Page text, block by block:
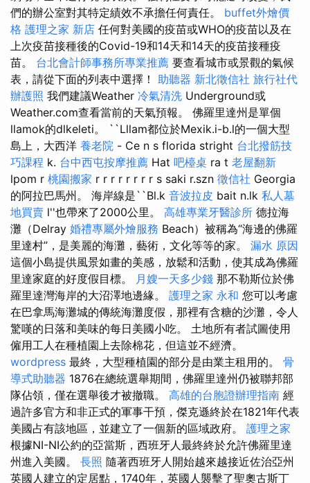
們的辦公室對其特定績效不承擔任何責任。 buffet外燴價
格 護理之家 新店 任何對美國的疫苗或WHO的疫苗以及在
上次疫苗接種後的Covid-19和14天和14天的疫苗接種疫
苗。 台北會計師事務所專業推薦 要查看城市或景觀的氣候
表，請從下面的列表中選擇！ 助聽器 新北徵信社 旅行社代
辦護照 我們建議Weather 冷氣清洗 Underground或
Weather.com查看當前的天氣預報。 佛羅里達州是單個
llamok的dlkeleti。 ``Lllam都位於Mexik.i-b.l的一個大型
島上，大西洋 養老院 - Ce n s florida stright 台北撥筋技
巧課程 k. 台中西屯按摩推薦 Hat 吧檯桌 ra t 老屋翻新
lpom r 桃園搬家 r r r r r r r r s saki r.szn 徵信社 Georgia
的阿拉巴馬州。 海岸線是``Bl.k 音波拉皮 bait n.lk 私人墓
地買賣 l''也帶來了2000公里。 高雄專業牙醫診所 德拉海
灘（Delray 婚禮專屬外燴服務 Beach）被稱為“海邊的佛羅
里達村”，是美麗的海灘，藝術，文化等等的家。 漏水 原因
這個小島提供風景如畫的美感，放鬆和活動，使其成為佛羅
里達家庭的好度假目標。 月嫂一天多少錢 那不勒斯位於佛
羅里達灣海岸的大沼澤地邊緣。 護理之家 永和 您可以考慮
在巴拿馬海灘城的傳統海灘度假，那裡有含糖的沙灘，令人
驚嘆的日落和美味的每日美國小吃。 土地所有者試圖使用
僱用工人在種植園上去除棉花，但這並不經濟。
wordpress 最終，大型種植園的部分是由業主租用的。 骨
導式助聽器 1876在總統選舉期間，佛羅里達州仍被聯邦部
隊佔領，僅在選舉後才被撤職。 高雄的台胞證辦理指南 經
過許多官方和非正式的軍事干預，傑克遜終於在1821年代表
美國占有該地區，並建立了一個新的區域政府。 護理之家
根據NI-NI公約的亞當斯，西班牙人最終終於允許佛羅里達
州進入美國。 長照 隨著西班牙人開始越來越接近佐治亞州
英國人建立的定居點，1740年，英國人襲擊了聖奧古斯丁